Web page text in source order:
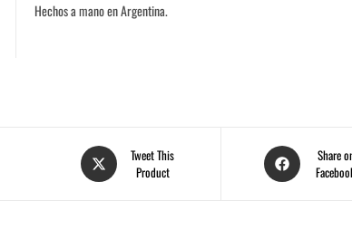
Hechos a mano en Argentina.
Tweet This
Product
Share